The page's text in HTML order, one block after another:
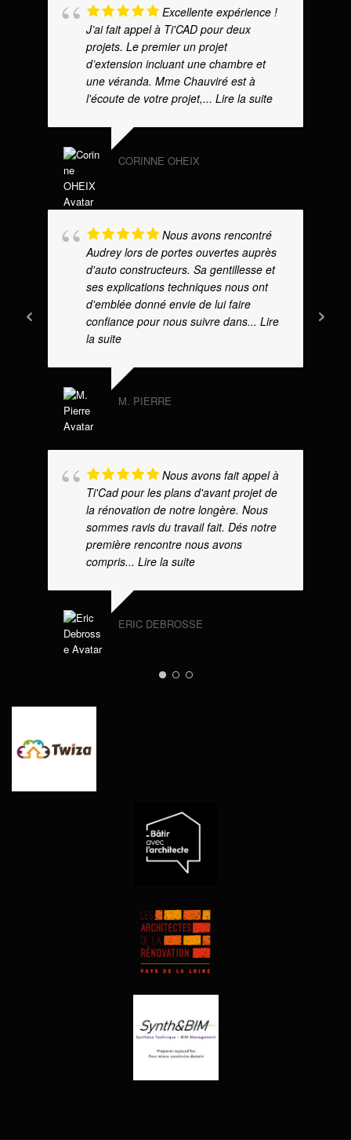
Excellente expérience !
J’ai fait appel à Ti'CAD pour deux
projets. Le premier un projet
d’extension incluant une chambre et
une véranda. Mme Chauviré est à
l'écoute de votre projet,... Lire la suite
CORINNE OHEIX
Nous avons rencontré
Audrey lors de portes ouvertes auprès
d'auto constructeurs. Sa gentillesse et
ses explications techniques nous ont
d'emblée donné envie de lui faire
confiance pour nous suivre dans... Lire
la suite
M. PIERRE
Nous avons fait appel à
Ti'Cad pour les plans d'avant projet de
la rénovation de notre longère. Nous
sommes ravis du travail fait. Dés notre
première rencontre nous avons
compris... Lire la suite
ERIC DEBROSSE